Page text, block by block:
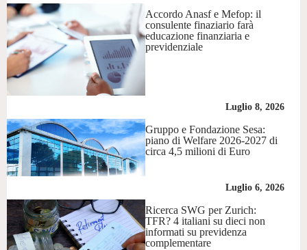
Accordo Anasf e Mefop: il
consulente finaziario farà
educazione finanziaria e
previdenziale
Luglio 8, 2026
Gruppo e Fondazione Sesa:
piano di Welfare 2026-2027 di
circa 4,5 milioni di Euro
Luglio 6, 2026
Ricerca SWG per Zurich:
TFR? 4 italiani su dieci non
informati su previdenza
complementare